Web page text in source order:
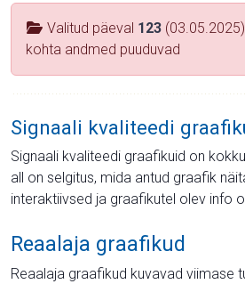
Valitud päeval 123
kohta andmed puuduvad
Signaali kvaliteedi
Signaali kvaliteedi graafikuid on
all on selgitus, mida antud graafik
interaktiivsed ja graafikutel olev info
Reaalaja graafikud
Reaalaja graafikud kuvavad viimase